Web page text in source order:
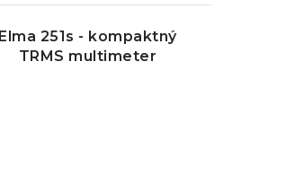
Elma 251s - kompaktný
TRMS multimeter